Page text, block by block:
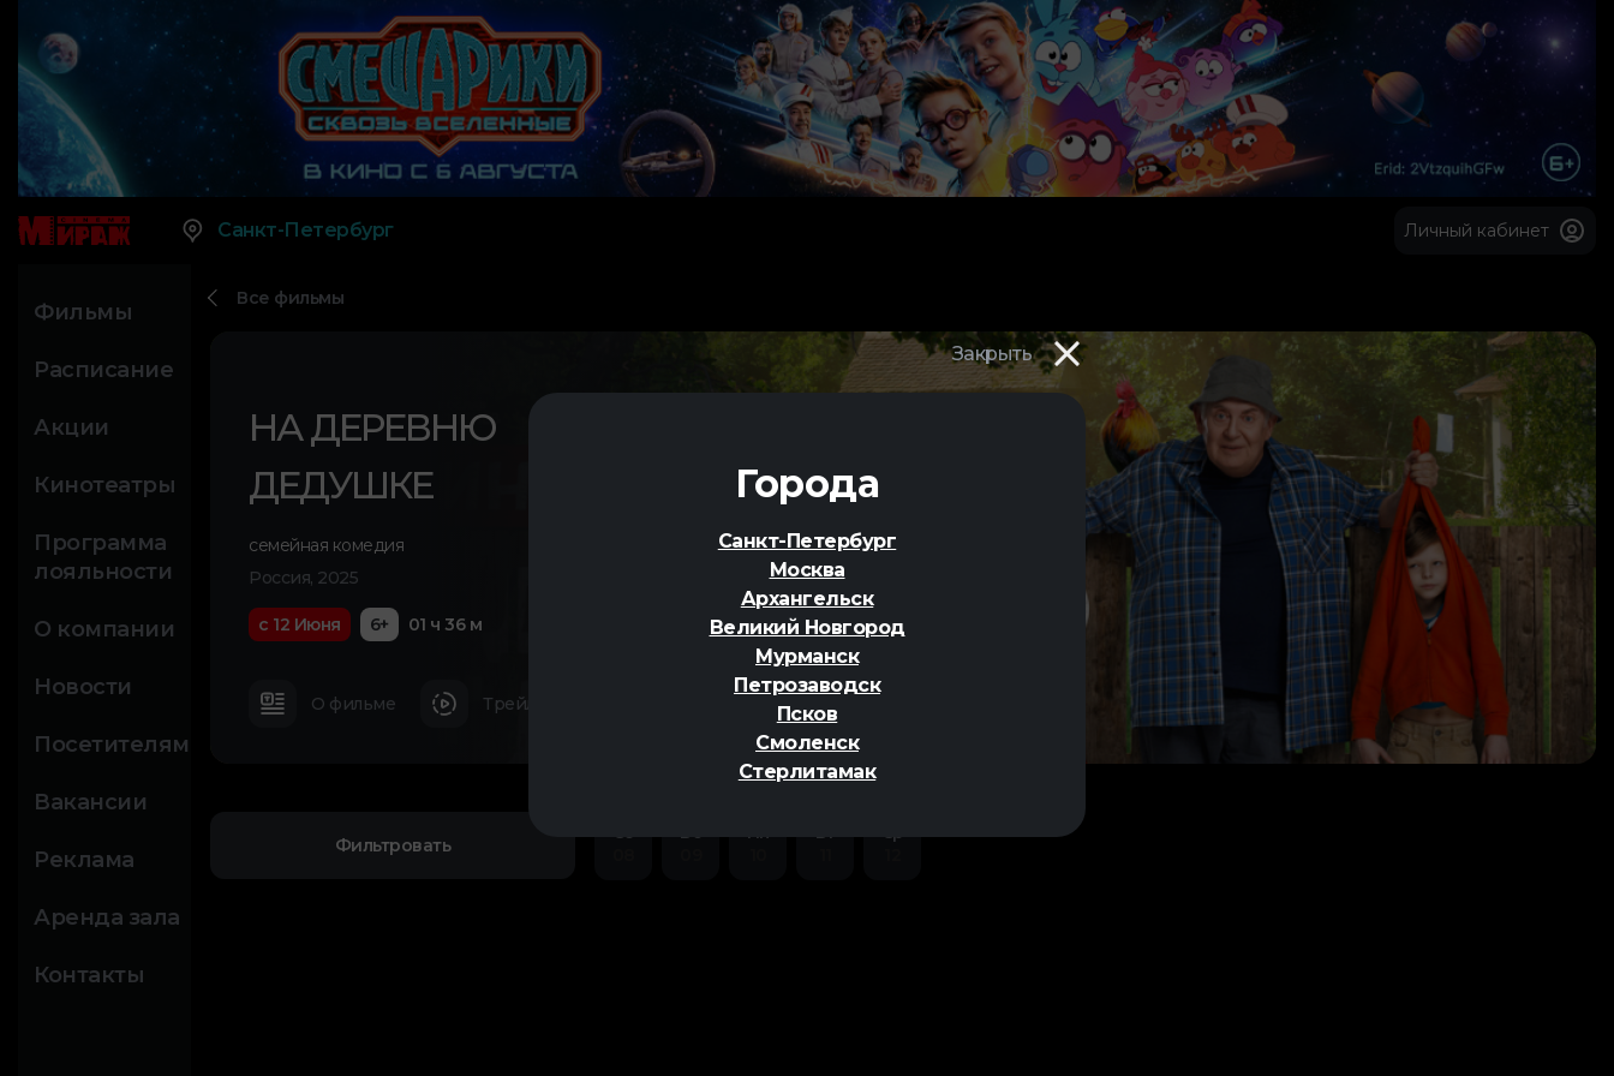
Закрыть
Города
Санкт-Петербург
Москва
Архангельск
Великий Новгород
Мурманск
Петрозаводск
Псков
Смоленск
Стерлитамак
Санкт-Петербург Личный кабинет
Фильмы
Расписание
Акции
Кинотеатры
Программа
лояльности
О компании
Новости
Посетителям
Вакансии
Реклама
Аренда зала
Контакты
Все фильмы
НА ДЕРЕВНЮ
ДЕДУШКЕ
семейная комедия
Россия, 2025
с 12 Июня 6+ 01 ч 36 м
О фильме Трейлер
Фильтровать
Сб
Вс
Пн
Вт
Ср